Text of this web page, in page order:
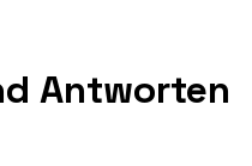
Antworten